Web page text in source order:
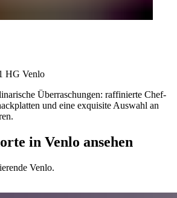
HG Venlo
Überraschungen: raffinierte Chef-
und eine exquisite Auswahl an
in Venlo ansehen
Venlo.